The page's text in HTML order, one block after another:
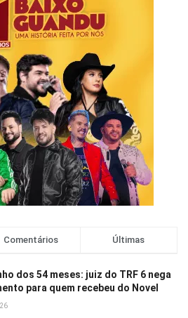
Comentários Últimas
dos 54 meses: juiz do TRF 6 nega
para quem recebeu do Novel